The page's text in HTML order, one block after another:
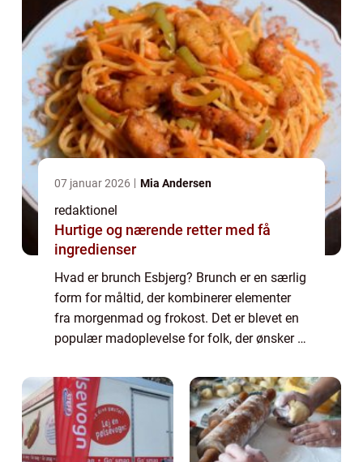
07 januar 2026 Mia Andersen
redaktionel
Hurtige og nærende retter med få
ingredienser
Hvad er brunch Esbjerg? Brunch er en særlig
form for måltid, der kombinerer elementer
fra morgenmad og frokost. Det er blevet en
populær madoplevelse for folk, der ønsker at
mad og godt selskab. Brunch Esbjerg ...